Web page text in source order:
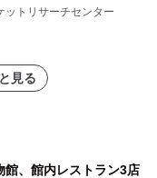
ク、金属）・分析レポ
ットリサーチセンター
見る
館、館内レストラン3店